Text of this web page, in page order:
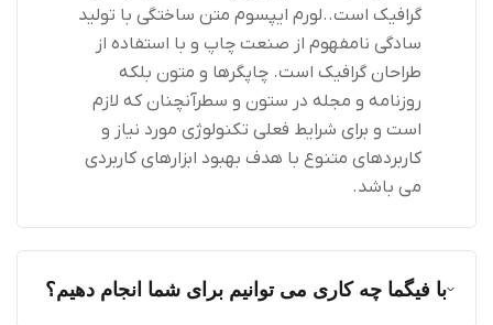
گرافیک است..لورم ایپسوم متن ساختگی با تولید
سادگی نامفهوم از صنعت چاپ و با استفاده از
طراحان گرافیک است. چاپگرها و متون بلکه
روزنامه و مجله در ستون و سطرآنچنان که لازم
است و برای شرایط فعلی تکنولوژی مورد نیاز و
کاربردهای متنوع با هدف بهبود ابزارهای کاربردی
می باشد.
با فیگما چه کاری می توانیم برای شما انجام دهیم؟